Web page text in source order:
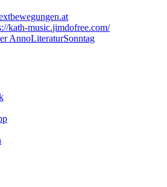
kath-music.jimdofree.com/
AnnoLiteraturSonntag